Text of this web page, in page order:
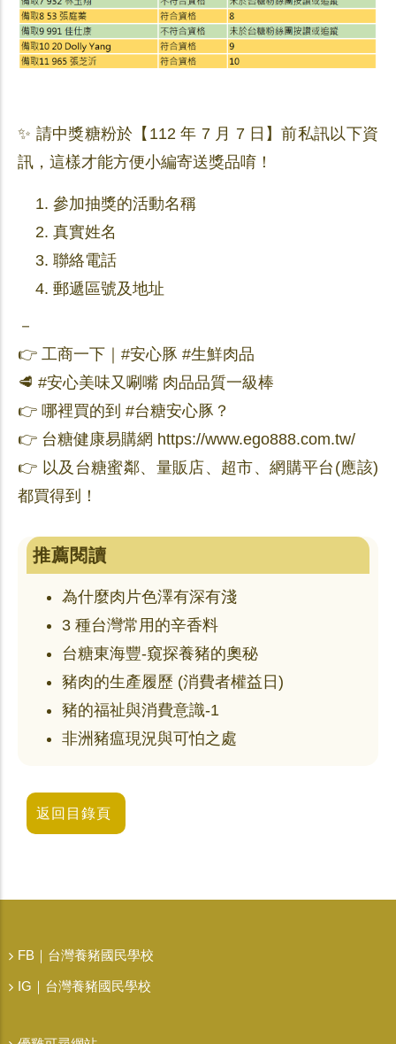
✨ 請中獎糖粉於【112 年 7 月 7 日】前私訊以下資
訊，這樣才能方便小編寄送獎品唷！
參加抽獎的活動名稱
真實姓名
聯絡電話
郵遞區號及地址
－
👉 工商一下｜#安心豚 #生鮮肉品
​🥩 #安心美味又唰嘴 肉品品質一級棒
👉 哪裡買的到 #台糖安心豚？
👉 台糖健康易購網 https://www.ego888.com.tw/
👉 以及台糖蜜鄰、量販店、超市、網購平台(應該)
都買得到！
推薦閱讀
為什麼肉片色澤有深有淺
3 種台灣常用的辛香料
台糖東海豐-窺探養豬的奧秘
豬肉的生產履歷 (消費者權益日)
豬的福祉與消費意識-1
非洲豬瘟現況與可怕之處
返回目錄頁
FB｜台灣養豬國民學校
IG｜台灣養豬國民學校